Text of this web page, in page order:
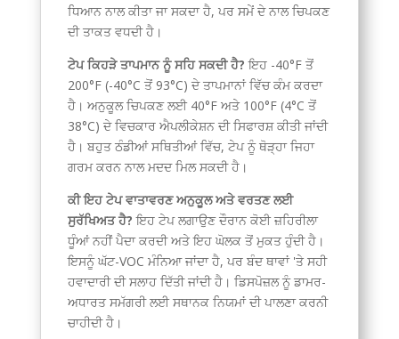
ਧਿਆਨ ਨਾਲ ਕੀਤਾ ਜਾ ਸਕਦਾ ਹੈ, ਪਰ ਸਮੇਂ ਦੇ ਨਾਲ ਚਿਪਕਣ
ਦੀ ਤਾਕਤ ਵਧਦੀ ਹੈ।
ਟੇਪ ਕਿਹੜੇ ਤਾਪਮਾਨ ਨੂੰ ਸਹਿ ਸਕਦੀ ਹੈ? ਇਹ -40°F ਤੋਂ
200°F (-40°C ਤੋਂ 93°C) ਦੇ ਤਾਪਮਾਨਾਂ ਵਿੱਚ ਕੰਮ ਕਰਦਾ
ਹੈ। ਅਨੁਕੂਲ ਚਿਪਕਣ ਲਈ 40°F ਅਤੇ 100°F (4°C ਤੋਂ
38°C) ਦੇ ਵਿਚਕਾਰ ਐਪਲੀਕੇਸ਼ਨ ਦੀ ਸਿਫਾਰਸ਼ ਕੀਤੀ ਜਾਂਦੀ
ਹੈ। ਬਹੁਤ ਠੰਡੀਆਂ ਸਥਿਤੀਆਂ ਵਿੱਚ, ਟੇਪ ਨੂੰ ਥੋੜ੍ਹਾ ਜਿਹਾ
ਗਰਮ ਕਰਨ ਨਾਲ ਮਦਦ ਮਿਲ ਸਕਦੀ ਹੈ।
ਕੀ ਇਹ ਟੇਪ ਵਾਤਾਵਰਣ ਅਨੁਕੂਲ ਅਤੇ ਵਰਤਣ ਲਈ
ਸੁਰੱਖਿਅਤ ਹੈ? ਇਹ ਟੇਪ ਲਗਾਉਣ ਦੌਰਾਨ ਕੋਈ ਜ਼ਹਿਰੀਲਾ
ਧੂੰਆਂ ਨਹੀਂ ਪੈਦਾ ਕਰਦੀ ਅਤੇ ਇਹ ਘੋਲਕ ਤੋਂ ਮੁਕਤ ਹੁੰਦੀ ਹੈ।
ਇਸਨੂੰ ਘੱਟ-VOC ਮੰਨਿਆ ਜਾਂਦਾ ਹੈ, ਪਰ ਬੰਦ ਥਾਵਾਂ 'ਤੇ ਸਹੀ
ਹਵਾਦਾਰੀ ਦੀ ਸਲਾਹ ਦਿੱਤੀ ਜਾਂਦੀ ਹੈ। ਡਿਸਪੋਜ਼ਲ ਨੂੰ ਡਾਮਰ-
ਅਧਾਰਤ ਸਮੱਗਰੀ ਲਈ ਸਥਾਨਕ ਨਿਯਮਾਂ ਦੀ ਪਾਲਣਾ ਕਰਨੀ
ਚਾਹੀਦੀ ਹੈ।